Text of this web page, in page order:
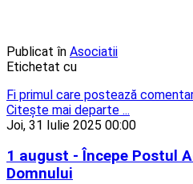
Publicat în Asociatii
Etichetat cu
Fi primul care postează
Citeşte mai departe ...
Joi, 31 Iulie 2025 00:00
1 august - Începe Postul
Domnului